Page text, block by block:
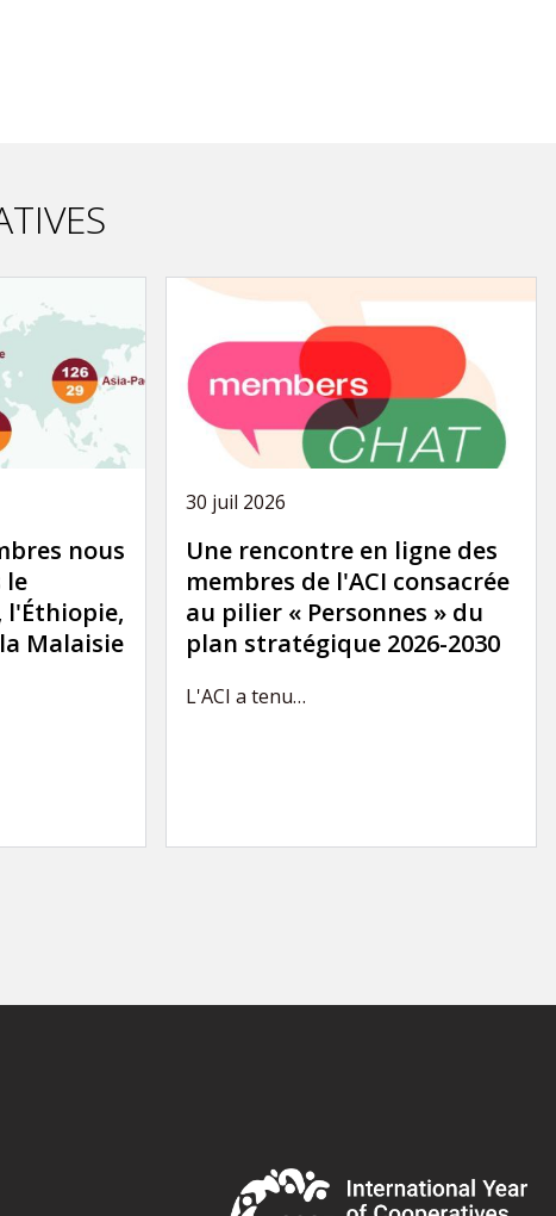
nous
le
l'Éthiopie,
Malaisie
30 juil 2026
Une rencontre en ligne des
membres de l'ACI consacrée
au pilier « Personnes » du
plan stratégique 2026-2030
L'ACI a tenu…